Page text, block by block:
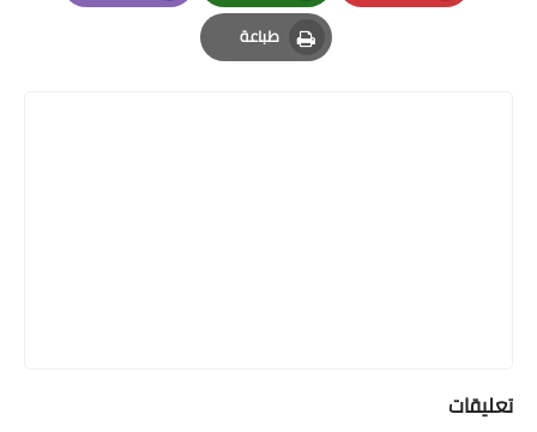
Pinterest
Whatsapp
Email
طباعة
Print
تعليقات